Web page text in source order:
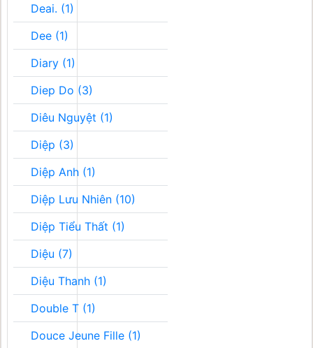
Deai. (1)
Dee (1)
Diary (1)
Diep Do (3)
Diêu Nguyệt (1)
Diệp (3)
Diệp Anh (1)
Diệp Lưu Nhiên (10)
Diệp Tiểu Thất (1)
Diệu (7)
Diệu Thanh (1)
Double T (1)
Douce Jeune Fille (1)